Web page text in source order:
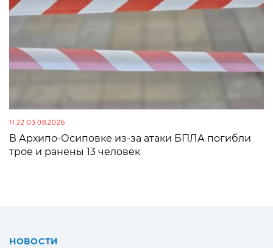
11:22 03.08.2026
В Архипо-Осиповке из-за атаки БПЛА погибли
трое и ранены 13 человек
НОВОСТИ